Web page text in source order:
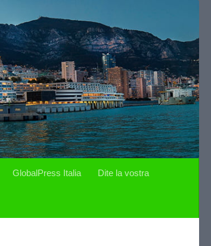
GlobalPress Italia Dite la vostra